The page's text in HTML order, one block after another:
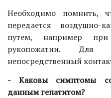
Необходимо помнить,
передается воздушно-
путем, например
рукопожатии. Для
непосредственный
- Каковы симптомы
данным гепатитом?